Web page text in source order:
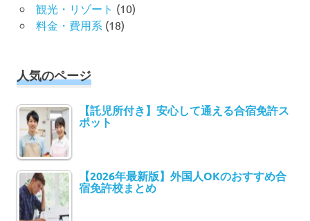
観光・リゾート (10)
料金・費用系 (18)
人気のページ
【託児所付き】安心して通える合宿免許ス
ポット
【2026年最新版】外国人OKのおすすめ合
宿免許校まとめ